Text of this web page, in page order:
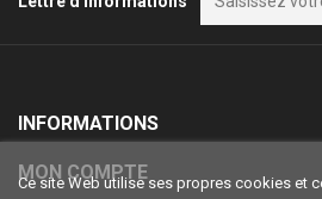
INFORMATIONS
MON COMPTE
Ce site Web utilise ses propres cookies et